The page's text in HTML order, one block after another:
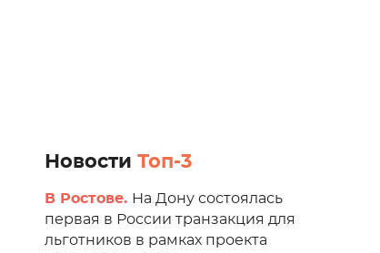
Новости Топ-3
В Ростове. На Дону состоялась
первая в России транзакция для
льготников в рамках проекта